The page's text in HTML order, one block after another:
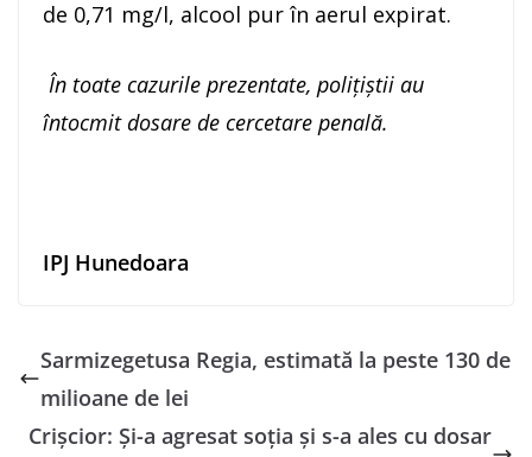
de 0,71 mg/l, alcool pur în aerul expirat.
În toate cazurile prezentate, poliţiştii au
întocmit dosare de cercetare penală.
IPJ Hunedoara
Sarmizegetusa Regia, estimată la peste 130 de
milioane de lei
Crișcior: Și-a agresat soția și s-a ales cu dosar